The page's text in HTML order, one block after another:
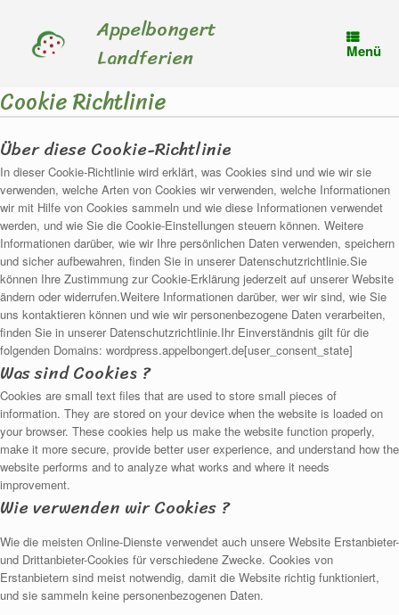
springen
Appelbongert
Landferien
Menü
Cookie Richtlinie
Über diese Cookie-Richtlinie
In dieser Cookie-Richtlinie wird erklärt, was Cookies sind und wie wir sie
verwenden, welche Arten von Cookies wir verwenden, welche Informationen
wir mit Hilfe von Cookies sammeln und wie diese Informationen verwendet
werden, und wie Sie die Cookie-Einstellungen steuern können. Weitere
Informationen darüber, wie wir Ihre persönlichen Daten verwenden, speichern
und sicher aufbewahren, finden Sie in unserer Datenschutzrichtlinie.Sie
können Ihre Zustimmung zur Cookie-Erklärung jederzeit auf unserer Website
ändern oder widerrufen.Weitere Informationen darüber, wer wir sind, wie Sie
uns kontaktieren können und wie wir personenbezogene Daten verarbeiten,
finden Sie in unserer Datenschutzrichtlinie.Ihr Einverständnis gilt für die
folgenden Domains: wordpress.appelbongert.de[user_consent_state]
Was sind Cookies ?
Cookies are small text files that are used to store small pieces of
information. They are stored on your device when the website is loaded on
your browser. These cookies help us make the website function properly,
make it more secure, provide better user experience, and understand how the
website performs and to analyze what works and where it needs
improvement.
Wie verwenden wir Cookies ?
Wie die meisten Online-Dienste verwendet auch unsere Website Erstanbieter-
und Drittanbieter-Cookies für verschiedene Zwecke. Cookies von
Erstanbietern sind meist notwendig, damit die Website richtig funktioniert,
und sie sammeln keine personenbezogenen Daten.